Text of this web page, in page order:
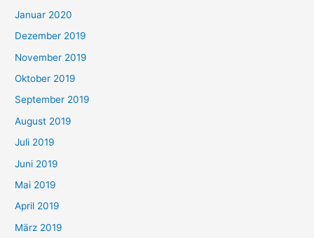
Januar 2020
Dezember 2019
November 2019
Oktober 2019
September 2019
August 2019
Juli 2019
Juni 2019
Mai 2019
April 2019
März 2019